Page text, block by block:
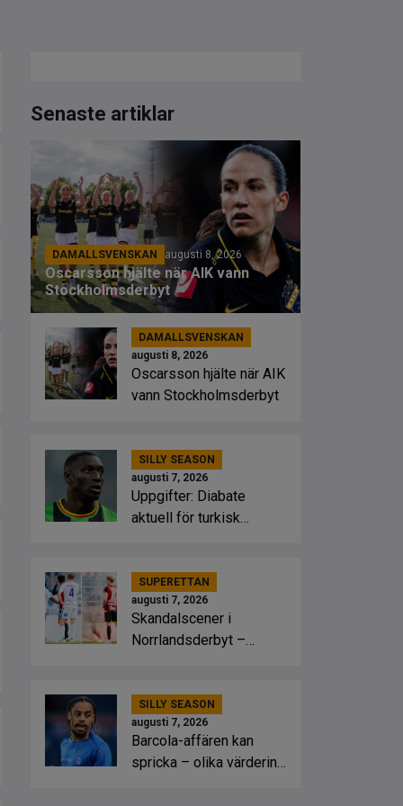
Senaste artiklar
DAMALLSVENSKAN augusti 8, 2026
Oscarsson hjälte när AIK vann
Stockholmsderbyt
DAMALLSVENSKAN
augusti 8, 2026
Oscarsson hjälte när AIK
vann Stockholmsderbyt
SILLY SEASON
augusti 7, 2026
Uppgifter: Diabate
aktuell för turkisk
SUPERETTAN
augusti 7, 2026
Skandalscener i
Norrlandsderbyt –
SILLY SEASON
augusti 7, 2026
Barcola-affären kan
spricka – olika värdering